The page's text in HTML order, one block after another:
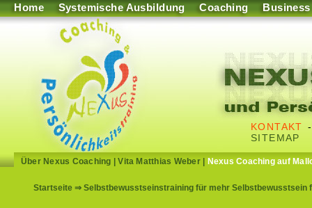
Home Systemische Ausbildung Coaching Business
KONTAKT
SITEMAP
Über Nexus Coaching |Vita Matthias Weber| Nexus Coaching auf
Startseite ⇒ Selbstbewusstseinstraining für mehr Selbstbewusstsein